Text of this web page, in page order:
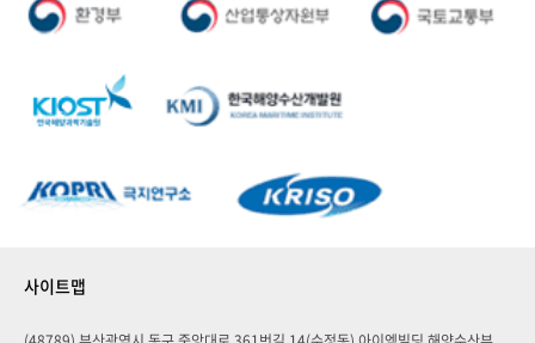
사이트맵